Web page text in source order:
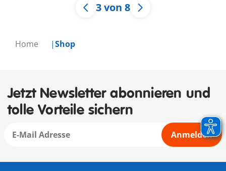
Home Shop
3 von 8
Jetzt Newsletter abonnieren und
tolle Vorteile sichern
Anmelden